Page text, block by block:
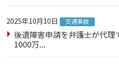
2025年10月10日 交通事故
後遺障害申請を弁護士が代理
1000万...